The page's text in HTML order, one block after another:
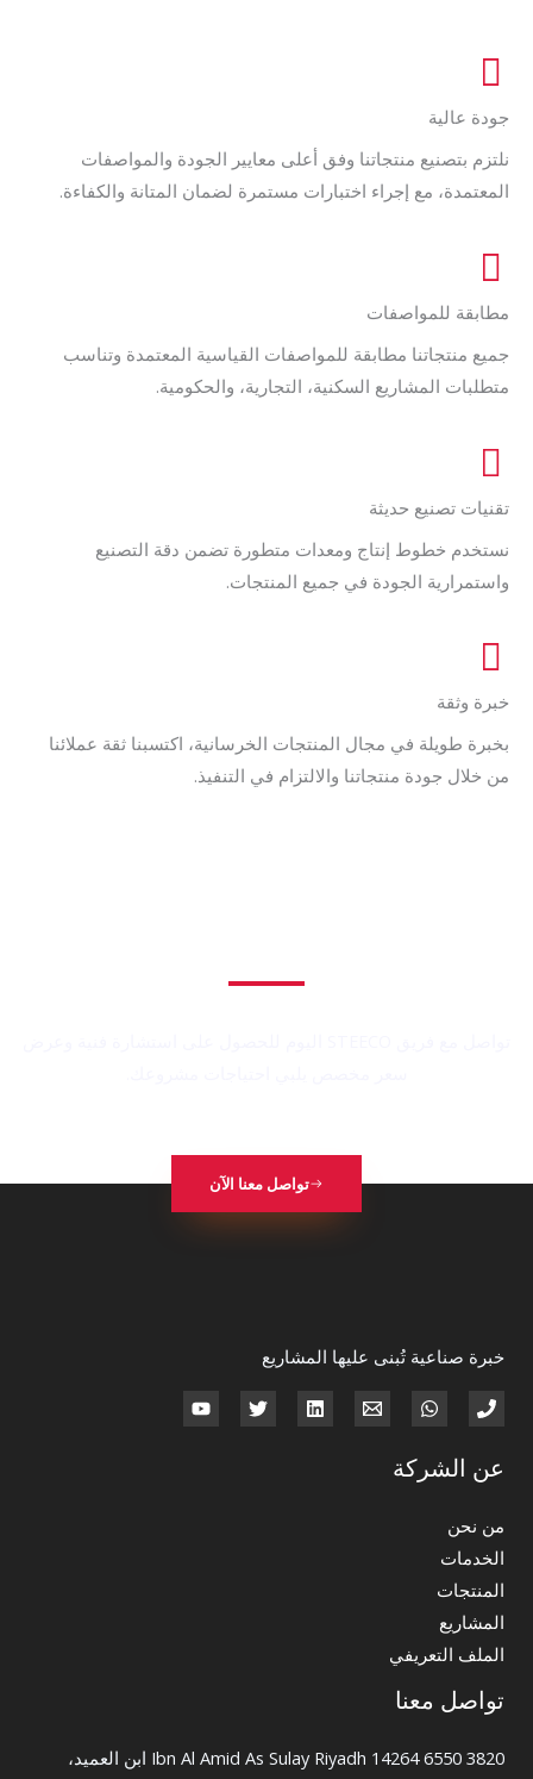
جودة عالية
نلتزم بتصنيع منتجاتنا وفق أعلى معايير الجودة والمواصفات
المعتمدة، مع إجراء اختبارات مستمرة لضمان المتانة والكفاءة.
مطابقة للمواصفات
جميع منتجاتنا مطابقة للمواصفات القياسية المعتمدة وتناسب
متطلبات المشاريع السكنية، التجارية، والحكومية.
تقنيات تصنيع حديثة
نستخدم خطوط إنتاج ومعدات متطورة تضمن دقة التصنيع
واستمرارية الجودة في جميع المنتجات.
خبرة وثقة
بخبرة طويلة في مجال المنتجات الخرسانية، اكتسبنا ثقة عملائنا
من خلال جودة منتجاتنا والالتزام في التنفيذ.
تواصل معنا الآن
خبرة صناعية تُبنى عليها المشاريع
عن الشركة
من نحن
الخدمات
المنتجات
المشاريع
الملف التعريفي
تواصل معنا
3820 Ibn Al Amid As Sulay Riyadh 14264 6550 ابن العميد،